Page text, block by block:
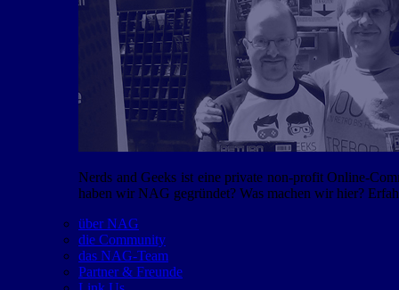
Nerds and Geeks ist eine private non-profit Online-
haben wir NAG gegründet? Was machen wir hier?
über NAG
die Community
das NAG-Team
Partner & Freunde